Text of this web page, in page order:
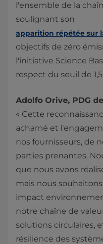
l'ensemble de la
soulignant son
apparition répétée sur
objectifs de zéro
l'initiative Science
respect du seuil de 1,5
Adolfo Orive, PDG
« Cette
acharné et
nos fournisseurs, de
parties prenantes.
que nous avons
mais nous
impact
notre chaîne de
solutions circulaires,
résilience des